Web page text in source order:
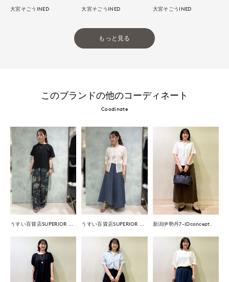
大宮そごうINED 大宮そごうINED 大宮そごうINED
もっと見る
このブランドの他のコーディネート
Coodinate
新潟伊勢丹7-IDconcept.